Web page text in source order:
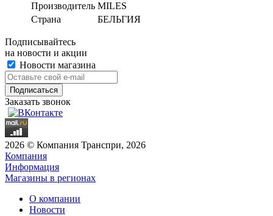
Производитель MILES
Страна
БЕЛЬГИЯ
Подписывайтесь
на новости и акции
Новости магазина
Заказать звонок
2026 © Компания Транспри, 2026
Компания
Информация
Магазины в регионах
О компании
Новости